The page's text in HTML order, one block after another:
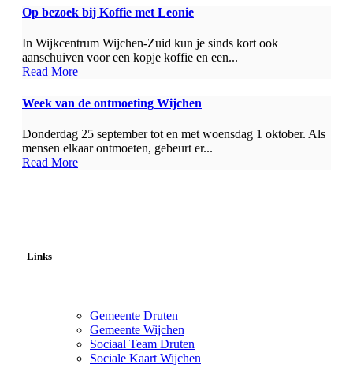
Op bezoek bij Koffie met Leonie
In Wijkcentrum Wijchen-Zuid kun je sinds kort ook
aanschuiven voor een kopje koffie en een...
Read More
Week van de ontmoeting Wijchen
Donderdag 25 september tot en met woensdag 1 oktober. Als
mensen elkaar ontmoeten, gebeurt er...
Read More
Links
Gemeente Druten
Gemeente Wijchen
Sociaal Team Druten
Sociale Kaart Wijchen